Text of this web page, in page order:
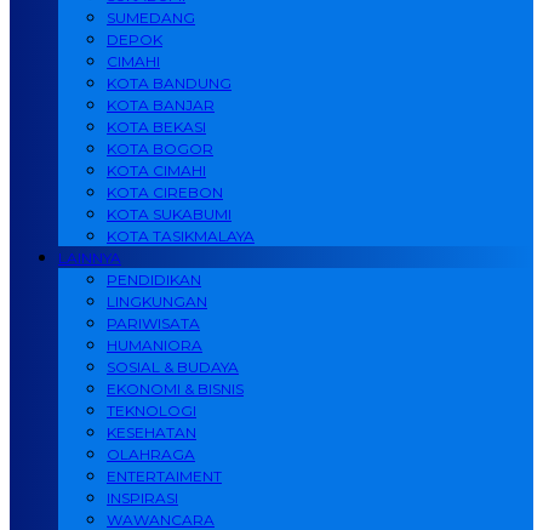
SUMEDANG
DEPOK
CIMAHI
KOTA BANDUNG
KOTA BANJAR
KOTA BEKASI
KOTA BOGOR
KOTA CIMAHI
KOTA CIREBON
KOTA SUKABUMI
KOTA TASIKMALAYA
LAINNYA
PENDIDIKAN
LINGKUNGAN
PARIWISATA
HUMANIORA
SOSIAL & BUDAYA
EKONOMI & BISNIS
TEKNOLOGI
KESEHATAN
OLAHRAGA
ENTERTAIMENT
INSPIRASI
WAWANCARA